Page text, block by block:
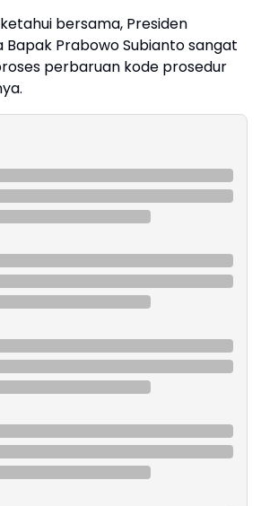
bersama, Presiden
Bapak Prabowo Subianto sangat
perbaruan kode prosedur